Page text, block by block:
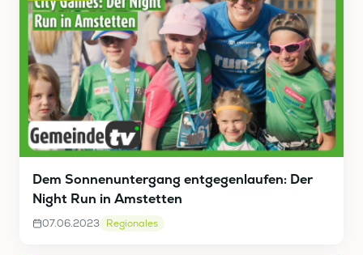
Dem Sonnenuntergang entgegenlaufen: Der
Night Run in Amstetten
07.06.2023 Regionales